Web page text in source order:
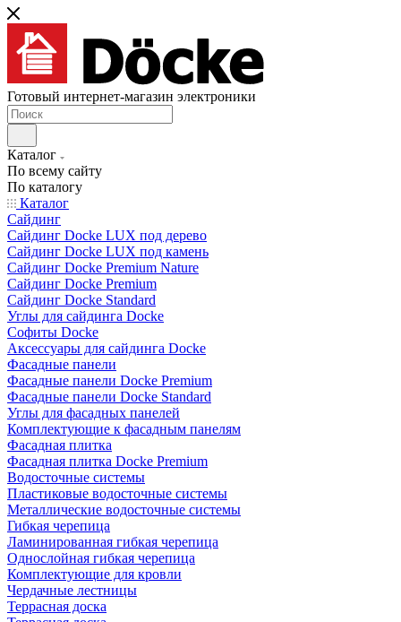
Готовый интернет-магазин электроники
Каталог
По всему сайту
По каталогу
Каталог
Сайдинг
Сайдинг Docke LUX под дерево
Сайдинг Docke LUX под камень
Сайдинг Docke Premium Nature
Сайдинг Docke Premium
Сайдинг Docke Standard
Углы для сайдинга Docke
Софиты Docke
Аксессуары для сайдинга Docke
Фасадные панели
Фасадные панели Docke Premium
Фасадные панели Docke Standard
Углы для фасадных панелей
Комплектующие к фасадным панелям
Фасадная плитка
Фасадная плитка Docke Premium
Водосточные системы
Пластиковые водосточные системы
Металлические водосточные системы
Гибкая черепица
Ламинированная гибкая черепица
Однослойная гибкая черепица
Комплектующие для кровли
Чердачные лестницы
Террасная доска